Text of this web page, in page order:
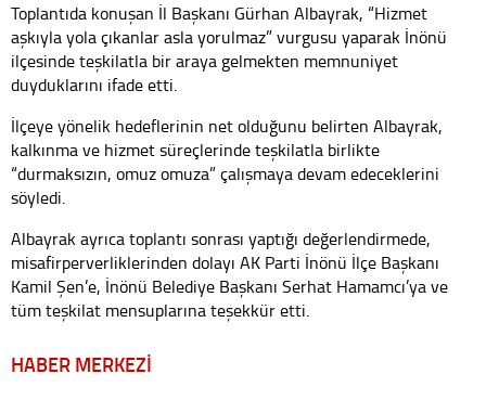
Toplantıda konuşan İl Başkanı Gürhan Albayrak, “Hizmet
aşkıyla yola çıkanlar asla yorulmaz” vurgusu yaparak İnönü
ilçesinde teşkilatla bir araya gelmekten memnuniyet
duyduklarını ifade etti.
İlçeye yönelik hedeflerinin net olduğunu belirten Albayrak,
kalkınma ve hizmet süreçlerinde teşkilatla birlikte
“durmaksızın, omuz omuza” çalışmaya devam edeceklerini
söyledi.
Albayrak ayrıca toplantı sonrası yaptığı değerlendirmede,
misafirperverliklerinden dolayı AK Parti İnönü İlçe Başkanı
Kamil Şen’e, İnönü Belediye Başkanı Serhat Hamamcı’ya ve
tüm teşkilat mensuplarına teşekkür etti.
HABER MERKEZİ